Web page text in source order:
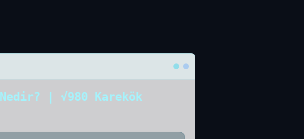
| √980 Karekök